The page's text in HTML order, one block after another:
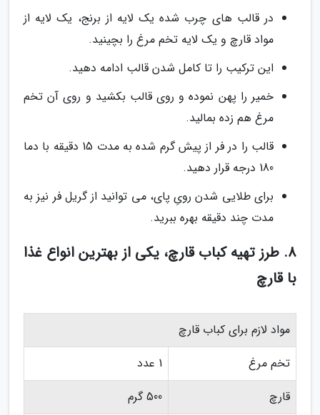
در قالب های چرب شده یک لایه از برنج، یک لایه از
مواد قارچ و یک لایه تخم مرغ را بچینید.
این ترکیب را تا کامل شدن قالب ادامه دهید.
خمیر را پهن نموده و روی قالب بکشید و روی آن تخم
مرغ هم زده بمالید.
قالب را در فر از پیش گرم شده به مدت 15 دقیقه با دما
180 درجه قرار دهید.
برای طلایی شدن رویِ پای، می توانید از گریل فر نیز به
مدت چند دقیقه بهره ببرید.
8. طرز تهیه کباب قارچ، یکی از بهترین انواع غذا
با قارچ
مواد لازم برای کباب قارچ
تخم مرغ
1 عدد
قارچ
500 گرم